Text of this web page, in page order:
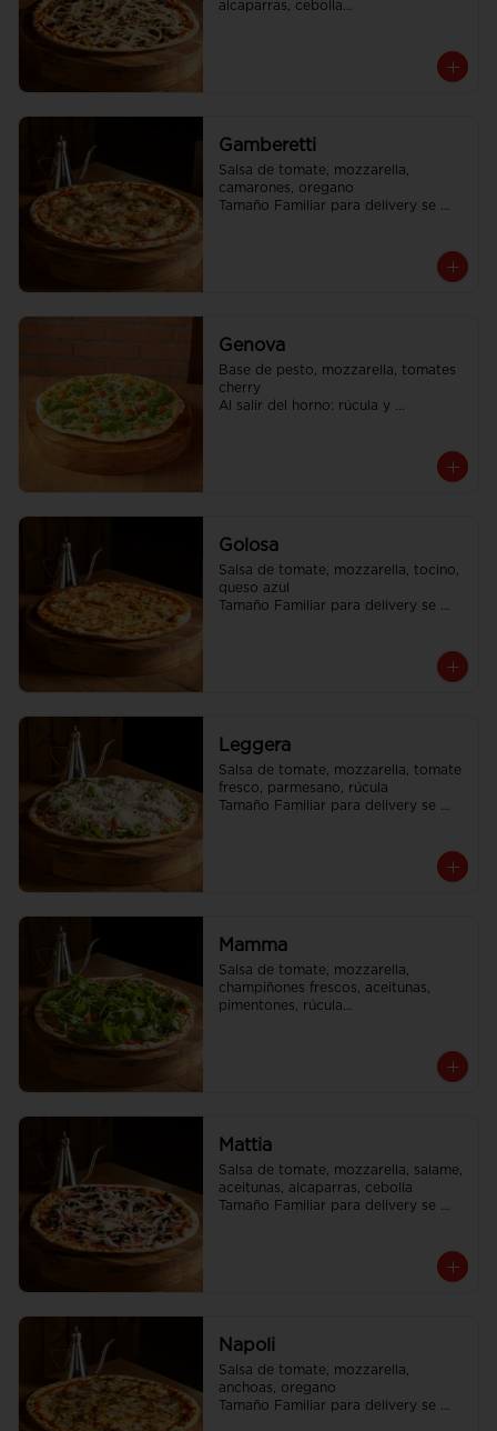
alcaparras, cebolla
Gamberetti
Salsa de tomate, mozzarella,
camarones, oregano
Tamaño Familiar para delivery se
Genova
Base de pesto, mozzarella, tomates
cherry
Al salir del horno: rúcula y
Golosa
Salsa de tomate, mozzarella, tocino,
queso azul
Tamaño Familiar para delivery se
Leggera
Salsa de tomate, mozzarella, tomate
fresco, parmesano, rúcula
Tamaño Familiar para delivery se
Mamma
Salsa de tomate, mozzarella,
champiñones frescos, aceitunas,
pimentones, rúcula
Mattia
Salsa de tomate, mozzarella, salame,
aceitunas, alcaparras, cebolla
Tamaño Familiar para delivery se
Napoli
Salsa de tomate, mozzarella,
anchoas, oregano
Tamaño Familiar para delivery se